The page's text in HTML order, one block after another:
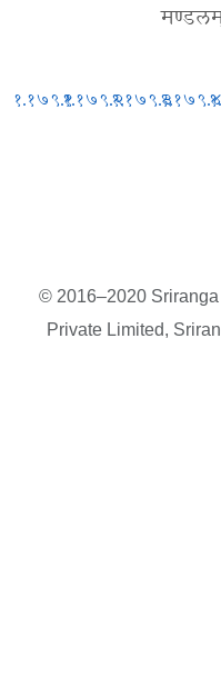
१.१७९.११.१७९.२१.१७९.३१.१७९.४
© 2016–2020
Private Limited,